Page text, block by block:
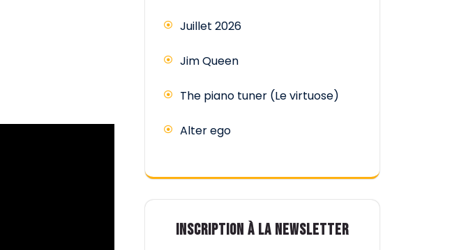
Juillet 2026
Jim Queen
The piano tuner (Le virtuose)
Alter ego
INSCRIPTION À LA NEWSLETTER